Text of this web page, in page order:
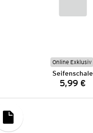
Online Exklusiv
Seifenschale
Preis:
5,99 €